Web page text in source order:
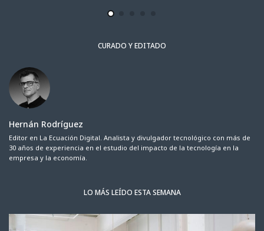
CURADO Y EDITADO
Hernán Rodríguez
Editor en La Ecuación Digital. Analista y divulgador tecnológico con más de
30 años de experiencia en el estudio del impacto de la tecnología en la
empresa y la economía.
LO MÁS LEÍDO ESTA SEMANA